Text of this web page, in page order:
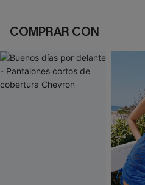
COMPRAR CON